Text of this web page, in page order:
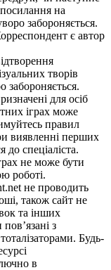
на
забороняється.
є автор
творів
забороняється.
для осіб
іграх може
правил
виявленні перших
до спеціаліста.
не може бути
роботі.
не проводить
також сайт не
та інших
з
Будь-
в